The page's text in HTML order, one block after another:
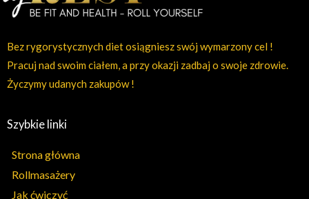
Bez rygorystycznych diet osiągniesz swój wymarzony cel !
Pracuj nad swoim ciałem, a przy okazji zadbaj o swoje zdrowie.
Życzymy udanych zakupów !
Szybkie linki
Strona główna
Rollmasażery
Jak ćwiczyć